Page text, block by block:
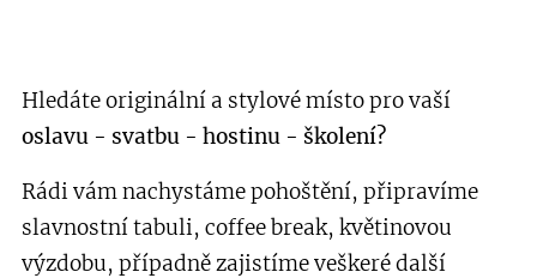
Hledáte originální a stylové místo pro vaší
oslavu - svatbu - hostinu - školení?
Rádi vám nachystáme pohoštění, připravíme
slavnostní tabuli, coffee break, květinovou
výzdobu, případně zajistíme veškeré další